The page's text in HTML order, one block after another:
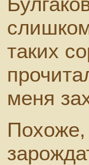
таких
меня